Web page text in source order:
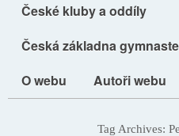
České kluby a oddíly
Česká základna
O webu
Autoři webu
Tag Archives: